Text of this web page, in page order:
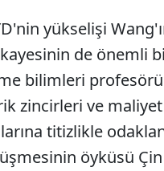
yükselişi
de önemli
bilimleri
zincirleri ve maliyet
titizlikle
öyküsü